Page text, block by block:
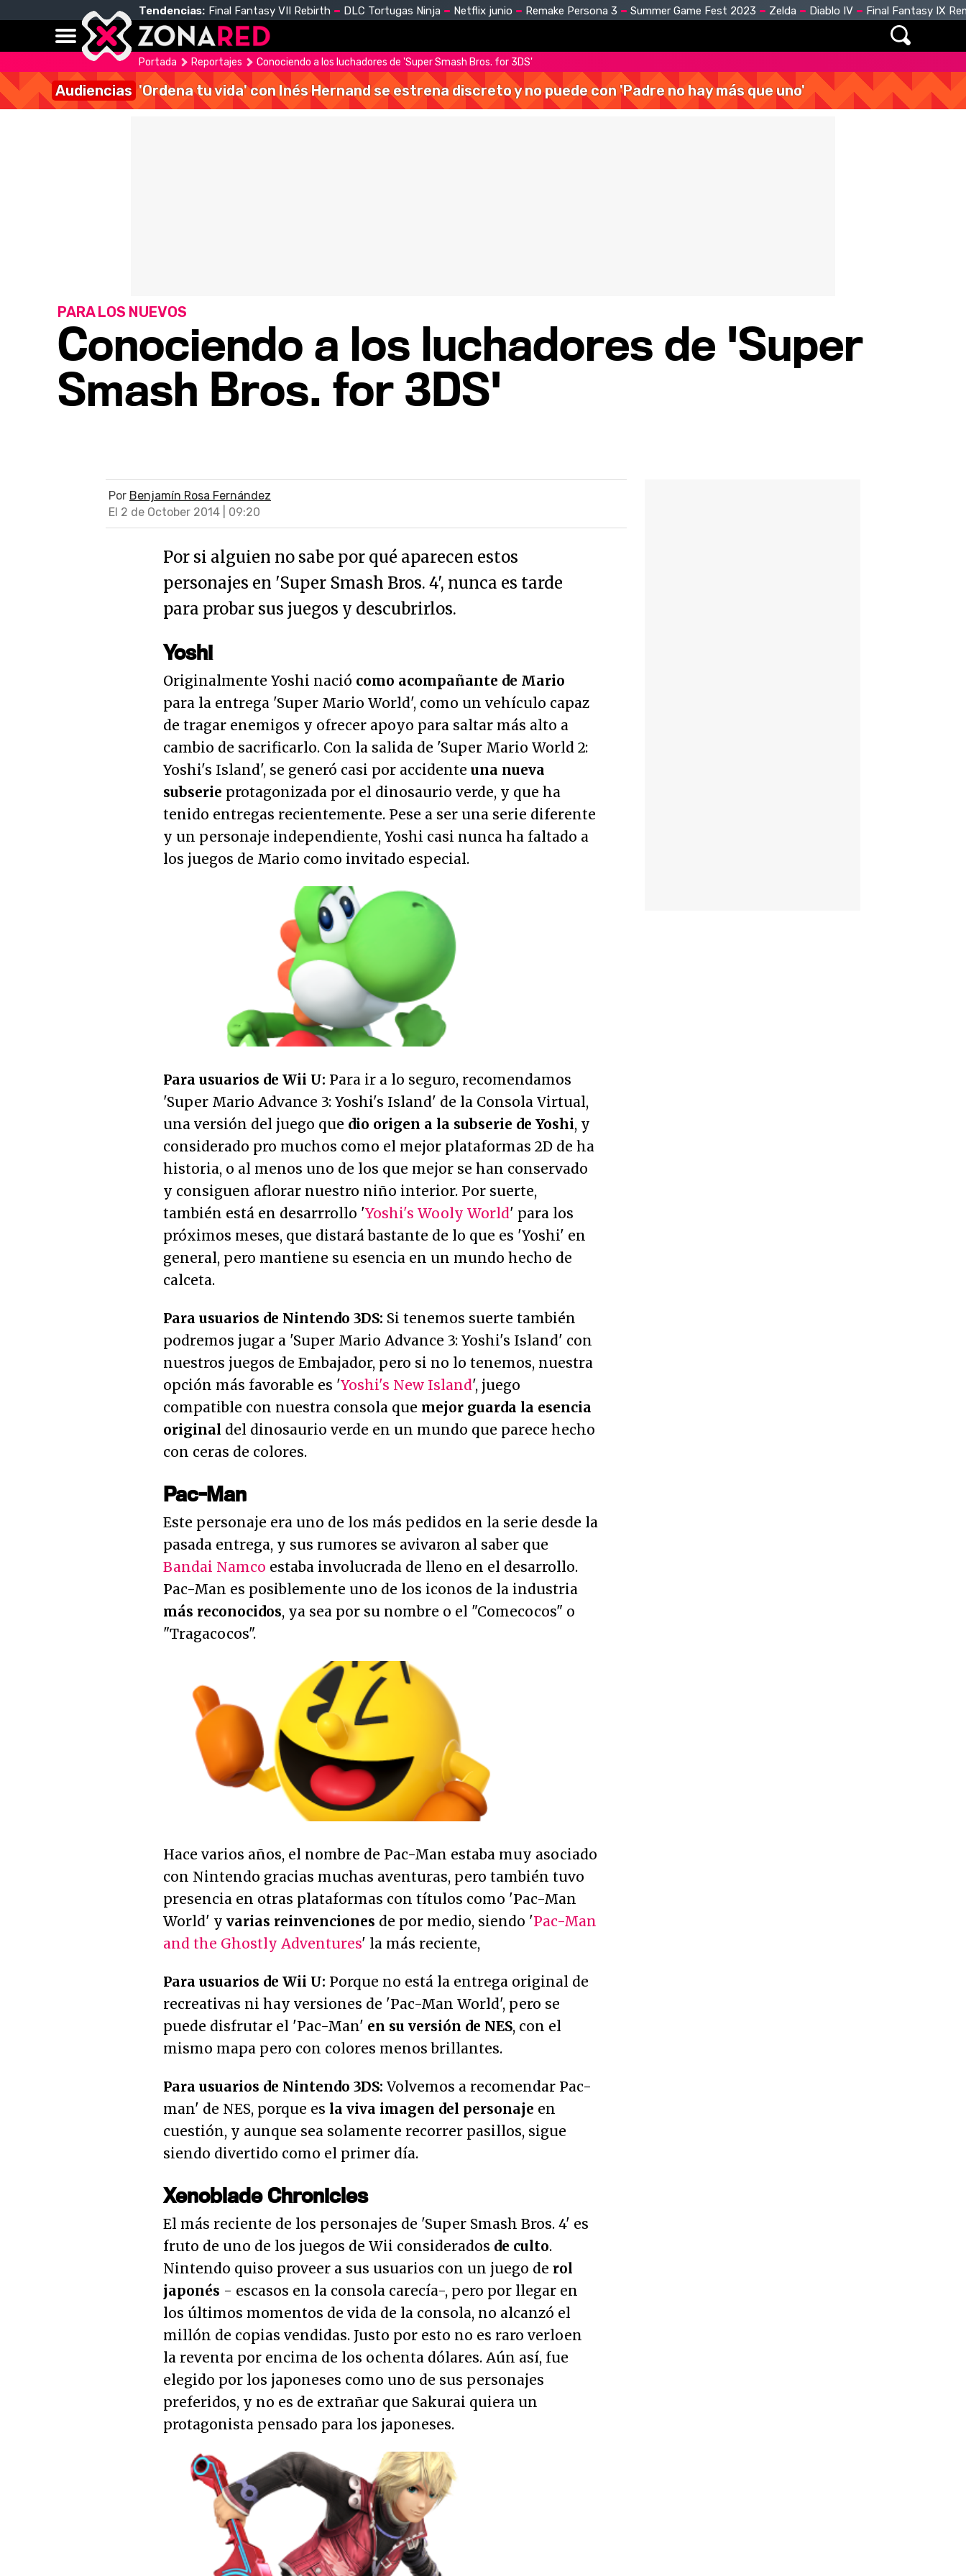
Tendencias: Final Fantasy VII Rebirth DLC Tortugas Ninja Netflix junio Remake Persona 3 Summer Game Fest 2023 Zelda Diablo IV Final Fantasy IX
Portada Reportajes Conociendo a los luchadores de 'Super Smash Bros. for 3DS'
Audiencias 'Ordena tu vida' con Inés Hernand se estrena discreto y no puede con 'Padre no hay más que uno'
Conociendo a los luchadores de 'Super
Smash Bros. for 3DS'
PARA LOS NUEVOS
Por Benjamín Rosa Fernández
El 2 de October 2014 | 09:20
Por si alguien no sabe por qué aparecen estos
personajes en 'Super Smash Bros. 4', nunca es tarde
para probar sus juegos y descubrirlos.
Yoshi
Originalmente Yoshi nació como acompañante de Mario
para la entrega 'Super Mario World', como un vehículo capaz
de tragar enemigos y ofrecer apoyo para saltar más alto a
cambio de sacrificarlo. Con la salida de 'Super Mario World 2:
Yoshi's Island', se generó casi por accidente una nueva
subserie protagonizada por el dinosaurio verde, y que ha
tenido entregas recientemente. Pese a ser una serie diferente
y un personaje independiente, Yoshi casi nunca ha faltado a
los juegos de Mario como invitado especial.
Para usuarios de Wii U: Para ir a lo seguro, recomendamos
'Super Mario Advance 3: Yoshi's Island' de la Consola Virtual,
una versión del juego que dio origen a la subserie de Yoshi, y
considerado pro muchos como el mejor plataformas 2D de ha
historia, o al menos uno de los que mejor se han conservado
y consiguen aflorar nuestro niño interior. Por suerte,
también está en desarrrollo 'Yoshi's Wooly World' para los
próximos meses, que distará bastante de lo que es 'Yoshi' en
general, pero mantiene su esencia en un mundo hecho de
calceta.
Para usuarios de Nintendo 3DS: Si tenemos suerte también
podremos jugar a 'Super Mario Advance 3: Yoshi's Island' con
nuestros juegos de Embajador, pero si no lo tenemos, nuestra
opción más favorable es 'Yoshi's New Island', juego
compatible con nuestra consola que mejor guarda la esencia
original del dinosaurio verde en un mundo que parece hecho
con ceras de colores.
Pac-Man
Este personaje era uno de los más pedidos en la serie desde la
pasada entrega, y sus rumores se avivaron al saber que
Bandai Namco estaba involucrada de lleno en el desarrollo.
Pac-Man es posiblemente uno de los iconos de la industria
más reconocidos, ya sea por su nombre o el "Comecocos" o
"Tragacocos".
Hace varios años, el nombre de Pac-Man estaba muy asociado
con Nintendo gracias muchas aventuras, pero también tuvo
presencia en otras plataformas con títulos como 'Pac-Man
World' y varias reinvenciones de por medio, siendo 'Pac-Man
and the Ghostly Adventures' la más reciente,
Para usuarios de Wii U: Porque no está la entrega original de
recreativas ni hay versiones de 'Pac-Man World', pero se
puede disfrutar el 'Pac-Man' en su versión de NES, con el
mismo mapa pero con colores menos brillantes.
Para usuarios de Nintendo 3DS: Volvemos a recomendar Pac-
man' de NES, porque es la viva imagen del personaje en
cuestión, y aunque sea solamente recorrer pasillos, sigue
siendo divertido como el primer día.
Xenoblade Chronicles
El más reciente de los personajes de 'Super Smash Bros. 4' es
fruto de uno de los juegos de Wii considerados de culto.
Nintendo quiso proveer a sus usuarios con un juego de rol
japonés - escasos en la consola carecía-, pero por llegar en
los últimos momentos de vida de la consola, no alcanzó el
millón de copias vendidas. Justo por esto no es raro verloen
la reventa por encima de los ochenta dólares. Aún así, fue
elegido por los japoneses como uno de sus personajes
preferidos, y no es de extrañar que Sakurai quiera un
protagonista pensado para los japoneses.